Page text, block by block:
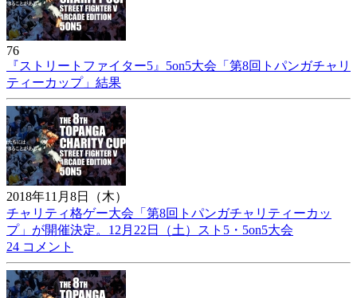
76
『ストリートファイター5』5on5大会「第8回トパンガチャリ
ティーカップ」結果
2018年11月8日（木）
チャリティ格ゲー大会「第8回トパンガチャリティーカッ
プ」が開催決定。12月22日（土）スト5・5on5大会
24 コメント